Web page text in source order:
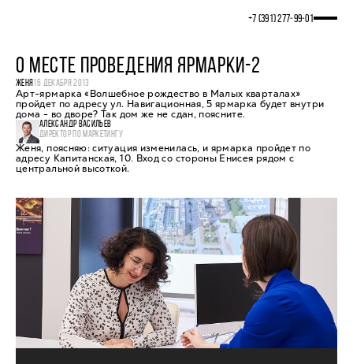
+7 (391) 277‒99‒01
О МЕСТЕ ПРОВЕДЕНИЯ ЯРМАРКИ-2
ЖЕНЯ16 ДЕКАБРЯ 2013
Арт-ярмарка «Волшебное рождество в Малых кварталах»
пройдет по адресу ул. Навигационная, 5 ярмарка будет внутри
дома - во дворе? Так дом же не сдан, поясните.
АЛЕКСАНДР ВАСИЛЬЕВ
ДИРЕКТОР ПО МАРКЕТИНГУ
Женя, поясняю: ситуация изменилась, и ярмарка пройдет по
адресу Капитанская, 10. Вход со стороны Енисея рядом с
центральной высоткой.